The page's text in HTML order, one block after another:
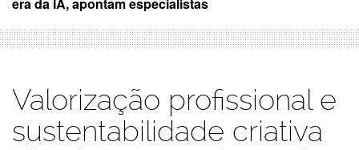
Valorização profissional e
sustentabilidade criativa